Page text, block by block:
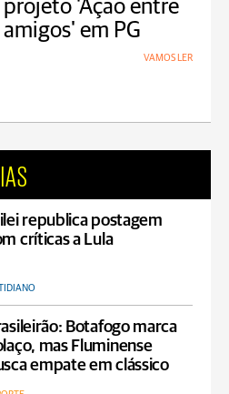
projeto 'Ação entre
amigos' em PG
VAMOS LER
republica postagem
críticas a Lula
Botafogo marca
mas Fluminense
empate em clássico